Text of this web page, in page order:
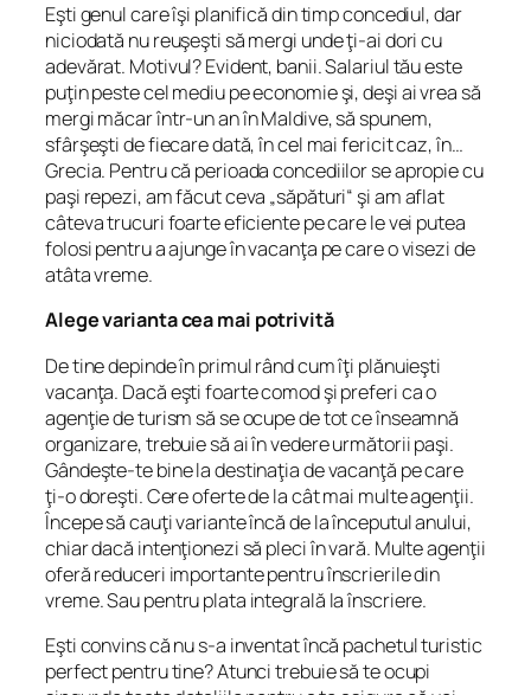
Eşti genul care îşi planifică din timp concediul, dar
niciodată nu reuşeşti să mergi unde ţi-ai dori cu
adevărat. Motivul? Evident, banii. Salariul tău este
puţin peste cel mediu pe economie şi, deşi ai vrea să
mergi măcar într-un an în Maldive, să spunem,
sfârşeşti de fiecare dată, în cel mai fericit caz, în…
Grecia. Pentru că perioada concediilor se apropie cu
paşi repezi, am făcut ceva „săpături“ şi am aflat
câteva trucuri foarte eficiente pe care le vei putea
folosi pentru a ajunge în vacanţa pe care o visezi de
atâta vreme.
Alege varianta cea mai potrivită
De tine depinde în primul rând cum îţi plănuieşti
vacanţa. Dacă eşti foarte comod şi preferi ca o
agenţie de turism să se ocupe de tot ce înseamnă
organizare, trebuie să ai în vedere următorii paşi.
Gândeşte-te bine la destinaţia de vacanţă pe care
ţi-o doreşti. Cere oferte de la cât mai multe agenţii.
Începe să cauţi variante încă de la începutul anului,
chiar dacă intenţionezi să pleci în vară. Multe agenţii
oferă reduceri importante pentru înscrierile din
vreme. Sau pentru plata integrală la înscriere.
Eşti convins că nu s-a inventat încă pachetul turistic
perfect pentru tine? Atunci trebuie să te ocupi